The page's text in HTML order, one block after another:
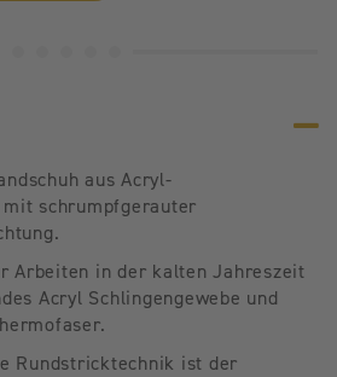
aus Acryl-
mit schrumpfgerauter
Arbeiten in der kalten Jahreszeit
Acryl Schlingengewebe und
Rundstricktechnik ist der